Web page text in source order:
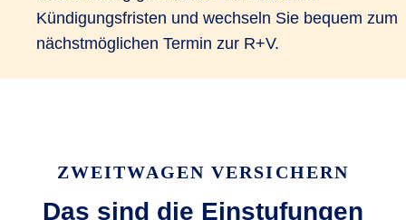
Kündigungsfristen und wechseln Sie bequem zum
nächstmöglichen Termin zur R+V.
ZWEITWAGEN VERSICHERN
Das sind die Einstufungen